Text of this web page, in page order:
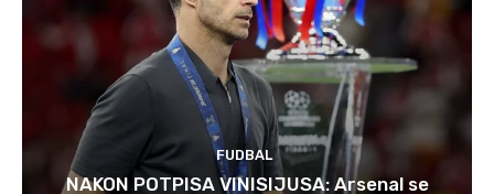
FUDBAL
NAKON POTPISA VINISIJUSA: Arsenal se